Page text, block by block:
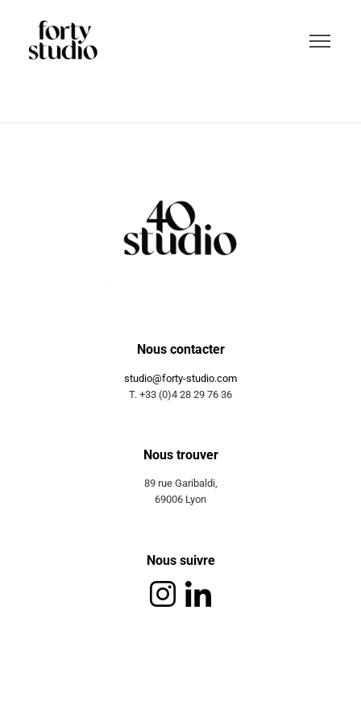
Nous contacter
studio@forty-studio.com
T. +33 (0)4 28 29 76 36
Nous trouver
89 rue Garibaldi,
69006 Lyon
Nous suivre